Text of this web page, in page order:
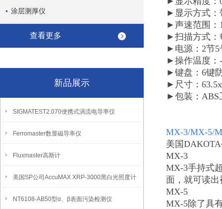
涂层测厚仪
查看更多
新品展示
SIGMATEST2.070便携式涡流电导率仪
Ferromaster数显磁导率仪
Fluxmaster高斯计
美国SP公司AccuMAX XRP-3000黑白光照度计
NT6108-AB50型α、β表面污染检测仪
►显示方式：
►声速范围：
►扫描方式：
►电源：2节5
►操作温度
►键盘：6键
►尺寸：
►包装：ABS
MX-3/MX-5/
美国
MX-3
MX-3手持式
面，就可读
MX-5
MX-5除了具